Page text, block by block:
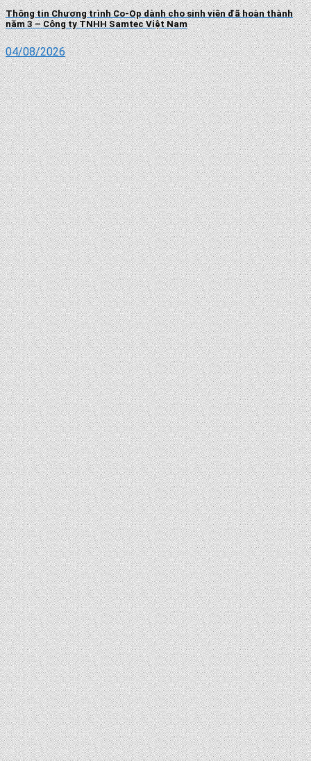
Thông tin Chương trình Co-Op dành cho sinh viên đã hoàn thành
năm 3 – Công ty TNHH Samtec Việt Nam
04/08/2026